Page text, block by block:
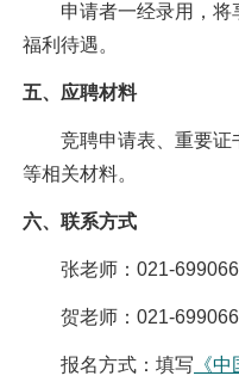
申请者一经录用，
福利待遇。
五、应聘材料
竞聘申请表、重要证
等相关材料。
六、联系方式
张老师：021-
贺老师：021-
报名方式：填写 《